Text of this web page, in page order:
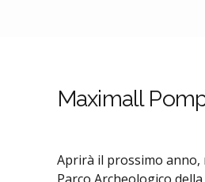
Maximall
Aprirà il prossimo anno,
Parco Archeologico